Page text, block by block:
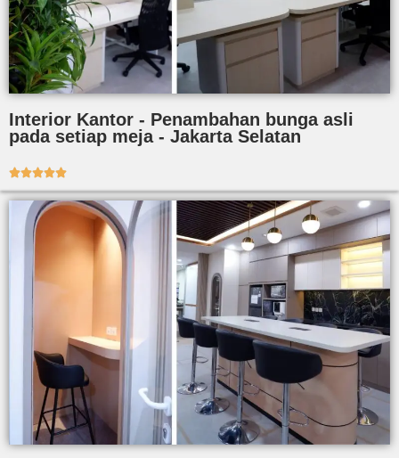
Interior Kantor - Penambahan bunga asli
pada setiap meja - Jakarta Selatan
